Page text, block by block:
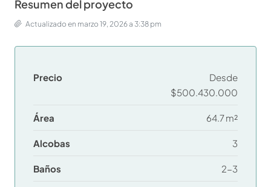
Resumen del proyecto
Actualizado en marzo 19, 2026 a 3:38 pm
Precio
Desde
$500.430.000
Área 64.7 m²
Alcobas 3
Baños 2-3